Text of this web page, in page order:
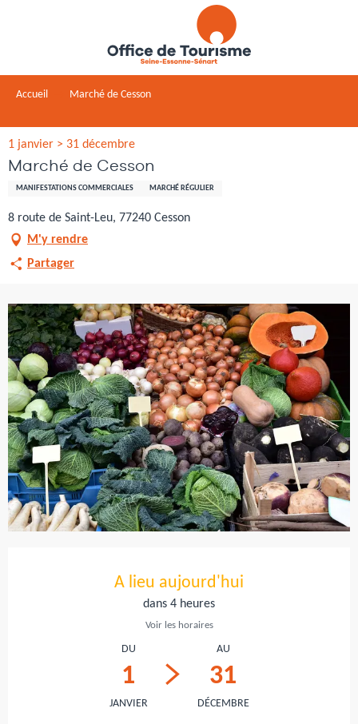
Accueil Marché de Cesson
1 janvier > 31 décembre
Marché de Cesson
MANIFESTATIONS COMMERCIALES MARCHÉ RÉGULIER
8 route de Saint-Leu, 77240 Cesson
M'y rendre
Partager
A lieu aujourd'hui
dans 4 heures
Voir les horaires
DU
1
JANVIER
AU
31
DÉCEMBRE